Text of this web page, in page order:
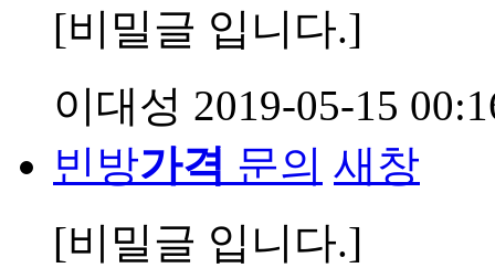
[비밀글 입니다.]
이대성 2019-05-15
빈방가격 문의 새창
[비밀글 입니다.]